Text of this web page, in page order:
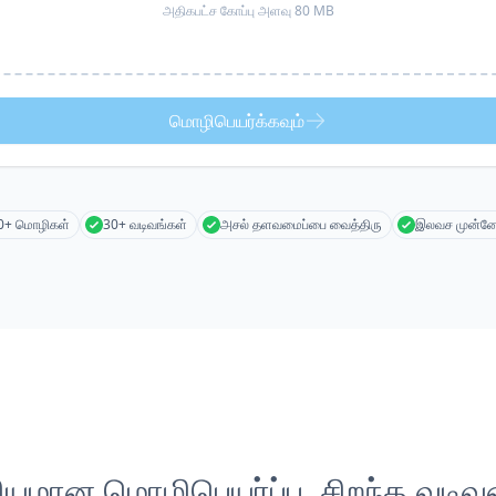
அதிகபட்ச கோப்பு அளவு 80 MB
மொழிபெயர்க்கவும்
மொழிகள் 30+ வடிவங்கள் அசல் தளவமைப்பை வைத்திரு இலவச